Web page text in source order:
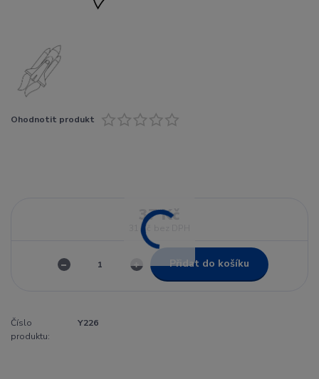
Ohodnotit produkt
37 Kč
31 Kč
Přidat do košíku
Číslo
produktu:
Y226